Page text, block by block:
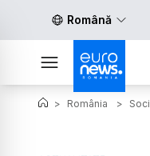
Română
> România >